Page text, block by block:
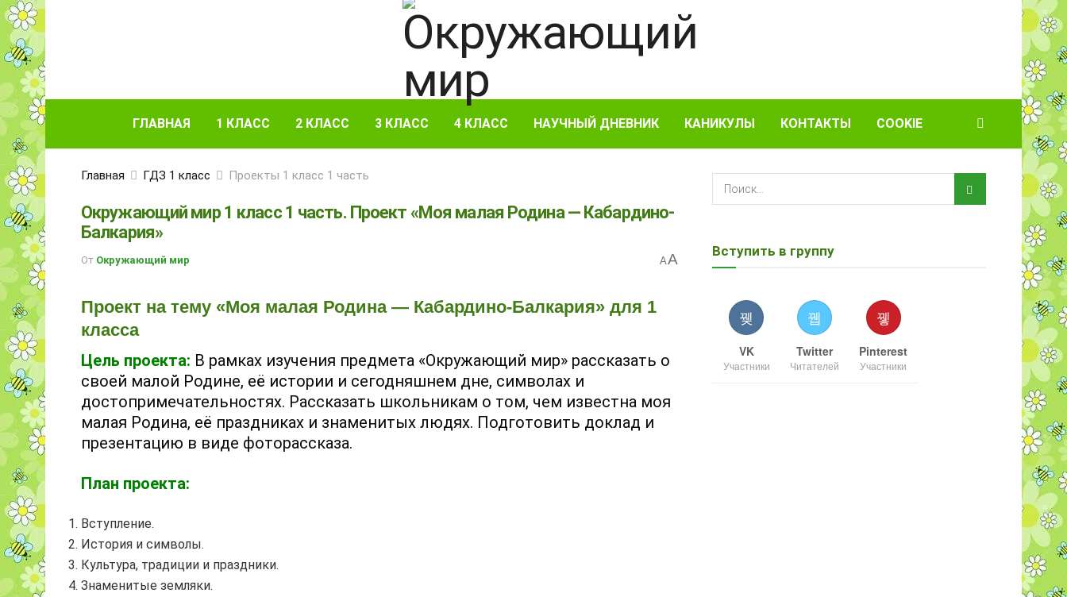
ГЛАВНАЯ 1 КЛАСС 2 КЛАСС 3 КЛАСС 4 КЛАСС НАУЧНЫЙ ДНЕВНИК КАНИКУЛЫ КОНТАКТЫ COOKIE
Главная ГДЗ 1 класс Проекты 1 класс 1 часть
Окружающий мир 1 класс 1 часть. Проект «Моя малая Родина — Кабардино-
Балкария»
От Окружающий мир AA
Проект на тему «Моя малая Родина — Кабардино-Балкария» для 1
класса
Цель проекта: В рамках изучения предмета «Окружающий мир» рассказать о
своей малой Родине, её истории и сегодняшнем дне, символах и
достопримечательностях. Рассказать школьникам о том, чем известна моя
малая Родина, её праздниках и знаменитых людях. Подготовить доклад и
презентацию в виде фоторассказа.
План проекта:
Вступление.
История и символы.
Культура, традиции и праздники.
Знаменитые земляки.
Вступить в группу
VK
Участники
Twitter
Читателей
Pinterest
Участники